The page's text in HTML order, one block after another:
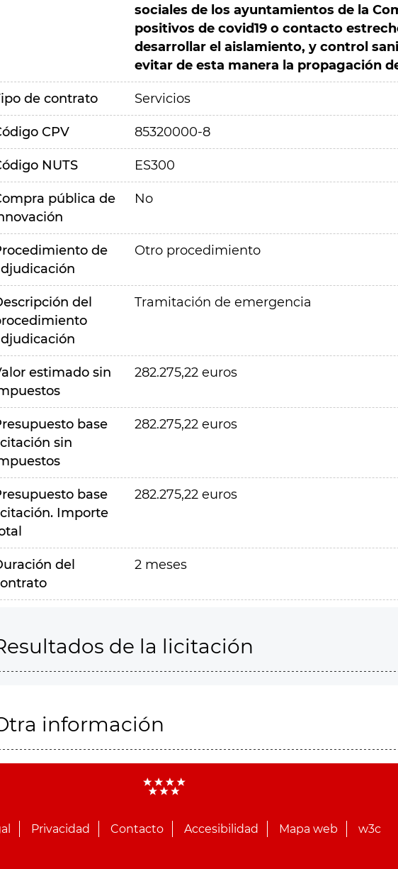
sociales de los ayuntamientos de la
positivos de covid19 o contacto
desarrollar el aislamiento, y control
evitar de esta manera la propagación
de contrato Servicios
CPV 85320000-8
NUTS ES300
pública de
No
de
Otro procedimiento
del
Tramitación de emergencia
estimado sin
282.275,22 euros
base
sin
282.275,22 euros
base
Importe
282.275,22 euros
del
2 meses
de la licitación
información
Privacidad Contacto Accesibilidad Mapa web w3c